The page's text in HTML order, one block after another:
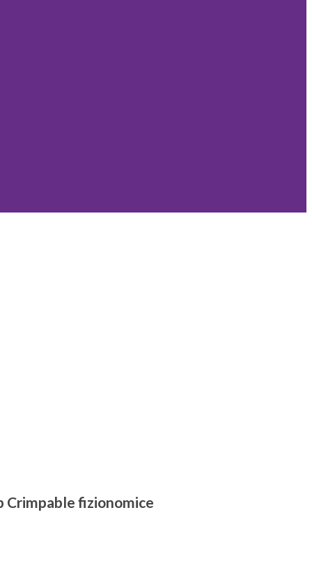
Crimpable fizionomice